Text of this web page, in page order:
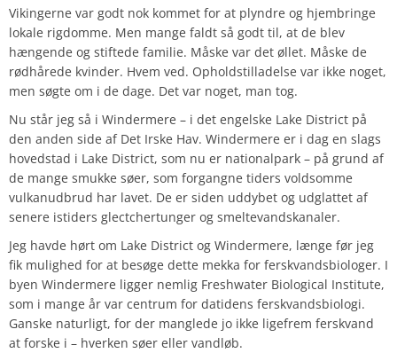
Vikingerne var godt nok kommet for at plyndre og hjembringe
lokale rigdomme. Men mange faldt så godt til, at de blev
hængende og stiftede familie. Måske var det øllet. Måske de
rødhårede kvinder. Hvem ved. Opholdstilladelse var ikke noget,
men søgte om i de dage. Det var noget, man tog.
Nu står jeg så i Windermere – i det engelske Lake District på
den anden side af Det Irske Hav. Windermere er i dag en slags
hovedstad i Lake District, som nu er nationalpark – på grund af
de mange smukke søer, som forgangne tiders voldsomme
vulkanudbrud har lavet. De er siden uddybet og udglattet af
senere istiders glectchertunger og smeltevandskanaler.
Jeg havde hørt om Lake District og Windermere, længe før jeg
fik mulighed for at besøge dette mekka for ferskvandsbiologer. I
byen Windermere ligger nemlig Freshwater Biological Institute,
som i mange år var centrum for datidens ferskvandsbiologi.
Ganske naturligt, for der manglede jo ikke ligefrem ferskvand
at forske i – hverken søer eller vandløb.